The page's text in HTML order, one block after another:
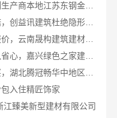
东钢金属全屋不锈钢定制生产商本地江苏东钢金属科技有限公司
长沙正规家装零增项承诺，创益讯建筑杜绝隐形消费
稳固抗震重钢装配式房报价，云南晟构建筑建材有限公司透明公开
本地化专业室内设计团队省心，嘉兴绿色之家建材科技有限公司全案
入住精匠饰家
臻美新型建材有限公司